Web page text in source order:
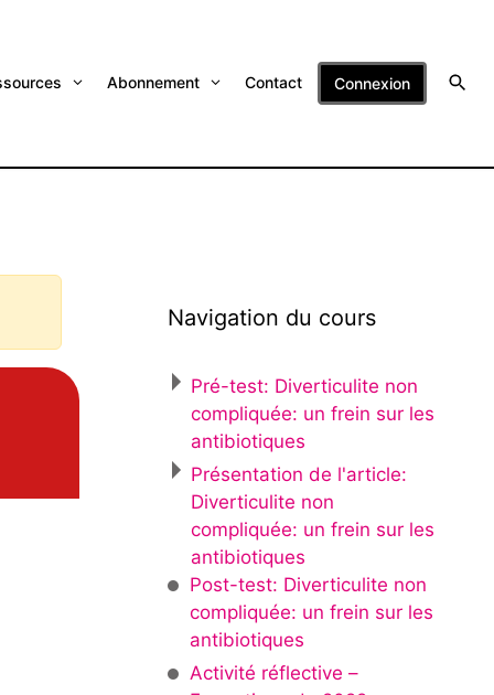
Abonnement Contact Connexion
Navigation du cours
Pré-test: Diverticulite non
compliquée: un frein sur les
antibiotiques
Présentation de l'article:
Diverticulite non
compliquée: un frein sur les
antibiotiques
Post-test: Diverticulite non
compliquée: un frein sur les
antibiotiques
Activité réflective –